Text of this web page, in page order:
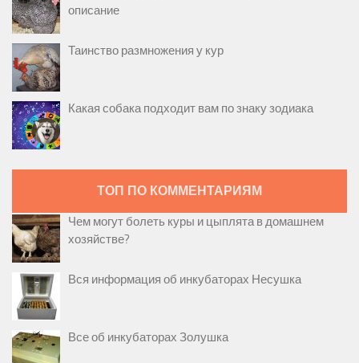
описание
Таинство размножения у кур
Какая собака подходит вам по знаку зодиака
ТОП ПО КОММЕНТАРИЯМ
Чем могут болеть куры и цыплята в домашнем
хозяйстве?
Вся информация об инкубаторах Несушка
Все об инкубаторах Золушка